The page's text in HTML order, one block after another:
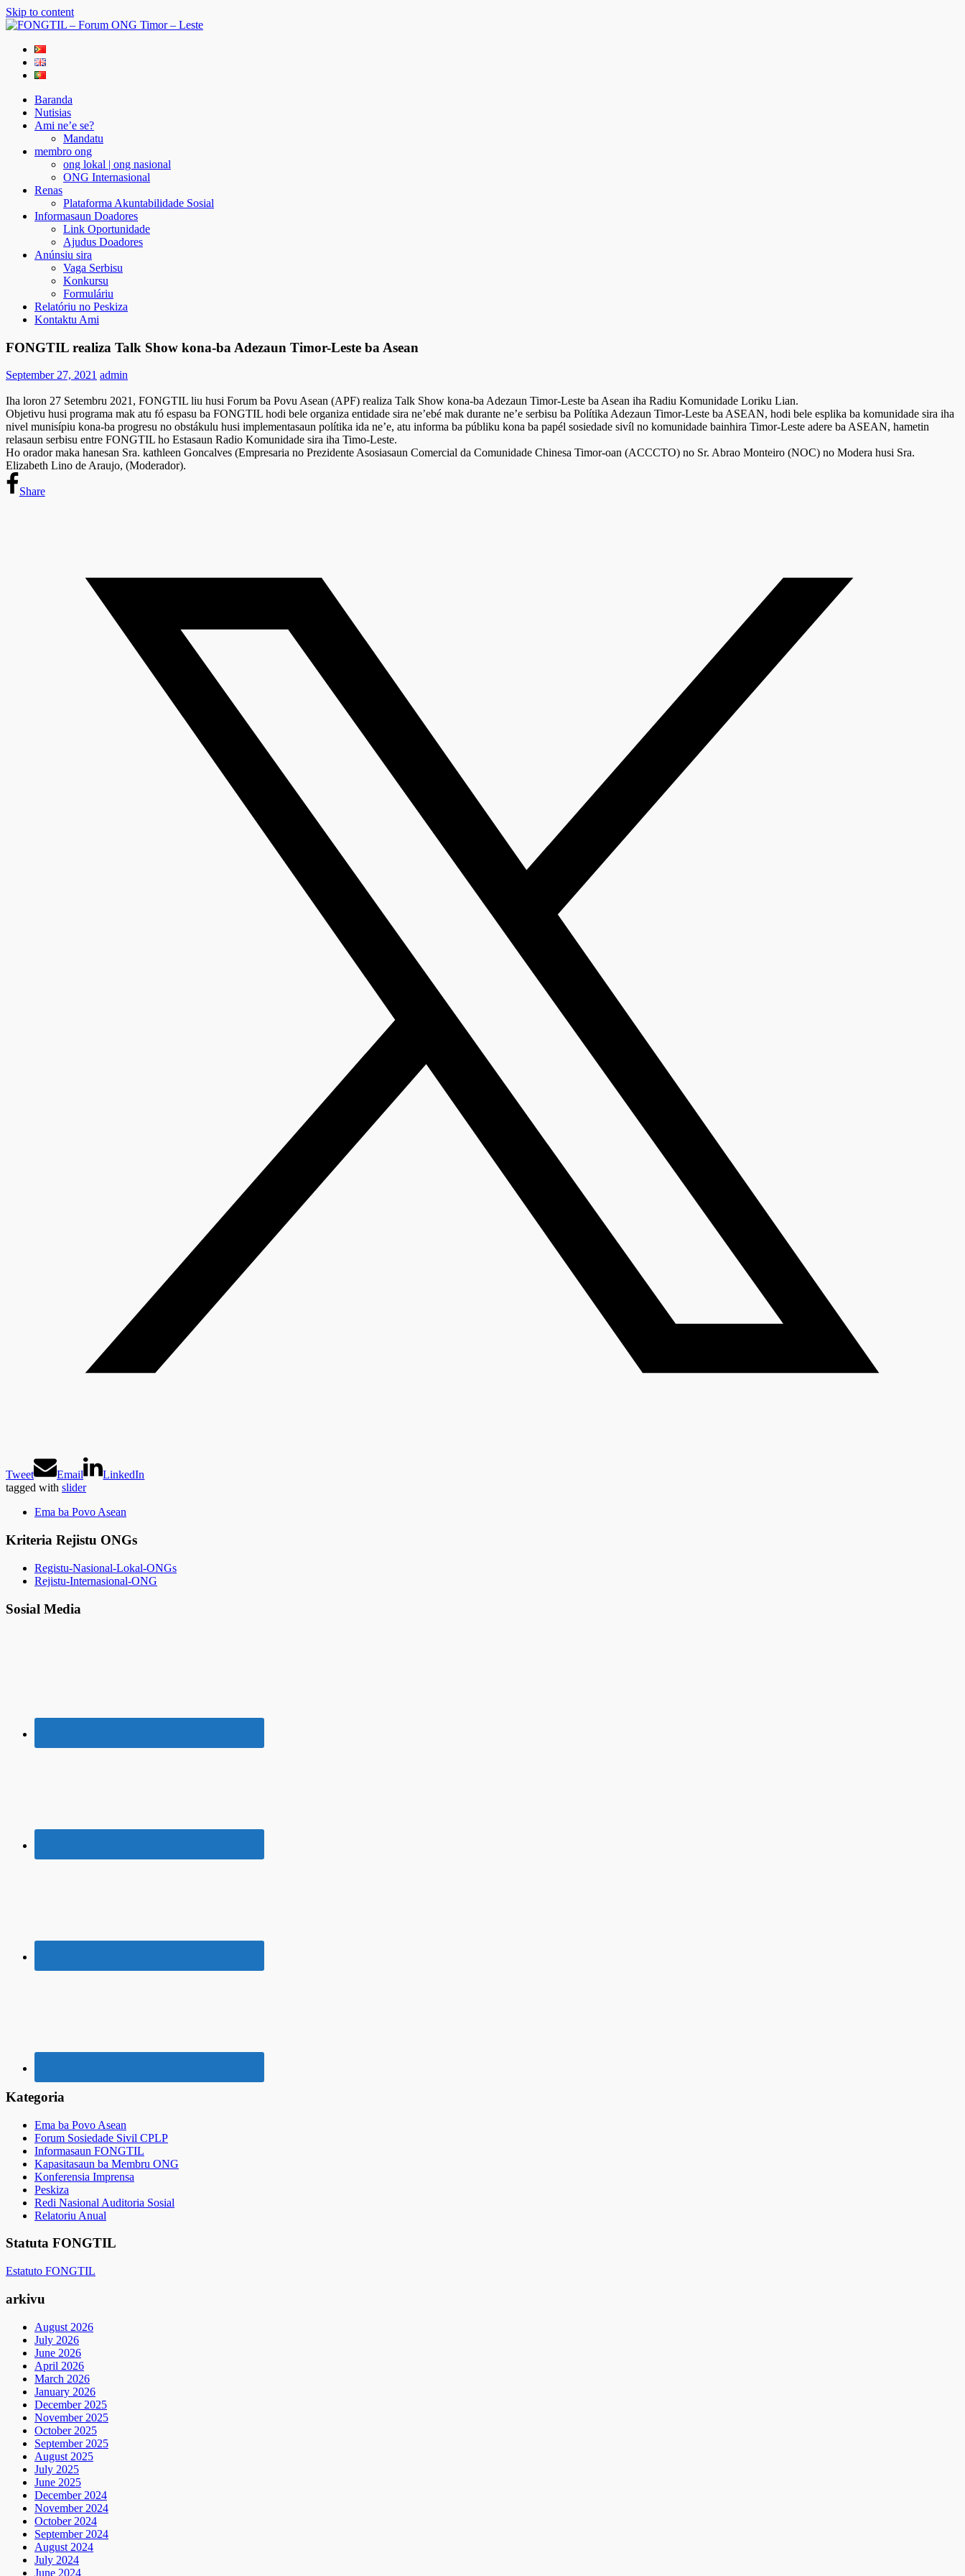
Skip to content
FONGTIL – Forum ONG Timor – Leste
Just another WordPress site
Baranda
Nutisias
Ami ne’e se?
Mandatu
membro ong
ong lokal | ong nasional
ONG Internasional
Renas
Plataforma Akuntabilidade Sosial
Informasaun Doadores
Link Oportunidade
Ajudus Doadores
Anúnsiu sira
Vaga Serbisu
Konkursu
Formuláriu
Relatóriu no Peskiza
Kontaktu Ami
FONGTIL realiza Talk Show kona-ba Adezaun Timor-Leste ba Asean
September 27, 2021 admin
Iha loron 27 Setembru 2021, FONGTIL liu husi Forum ba Povu Asean (APF) realiza Talk Show kona-ba Adezaun Timor-Leste ba Asean iha Radiu Komunidade Loriku Lian.
Objetivu husi programa mak atu fó espasu ba FONGTIL hodi bele organiza entidade sira ne’ebé mak durante ne’e serbisu ba Polítika Adezaun Timor-Leste ba ASEAN, hodi bele esplika ba komunidade sira iha
nivel munisípiu kona-ba progresu no obstákulu husi implementasaun polítika ida ne’e, atu informa ba públiku kona ba papél sosiedade sivíl no komunidade bainhira Timor-Leste adere ba ASEAN, hametin
relasaun serbisu entre FONGTIL ho Estasaun Radio Komunidade sira iha Timo-Leste.
Ho orador maka hanesan Sra. kathleen Goncalves (Empresaria no Prezidente Asosiasaun Comercial da Comunidade Chinesa Timor-oan (ACCCTO) no Sr. Abrao Monteiro (NOC) no Modera husi Sra.
Elizabeth Lino de Araujo, (Moderador).
Share
Tweet Email
LinkedIn
tagged with slider
Ema ba Povo Asean
Kriteria Rejistu ONGs
Registu-Nasional-Lokal-ONGs
Rejistu-Internasional-ONG
Sosial Media
Kategoria
Ema ba Povo Asean
Forum Sosiedade Sivil CPLP
Informasaun FONGTIL
Kapasitasaun ba Membru ONG
Konferensia Imprensa
Peskiza
Redi Nasional Auditoria Sosial
Relatoriu Anual
Statuta FONGTIL
Estatuto FONGTIL
arkivu
August 2026
July 2026
June 2026
April 2026
March 2026
January 2026
December 2025
November 2025
October 2025
September 2025
August 2025
July 2025
June 2025
December 2024
November 2024
October 2024
September 2024
August 2024
July 2024
June 2024